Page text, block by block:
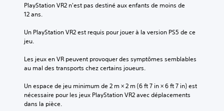
PlayStation VR2 n'est pas destiné aux enfants de moins de
12 ans.
Un PlayStation VR2 est requis pour jouer à la version PS5 de ce
jeu.
Les jeux en VR peuvent provoquer des symptômes semblables
au mal des transports chez certains joueurs.
Un espace de jeu minimum de 2 m × 2 m (6 ft 7 in × 6 ft 7 in) est
nécessaire pour les jeux PlayStation VR2 avec déplacements
dans la pièce.